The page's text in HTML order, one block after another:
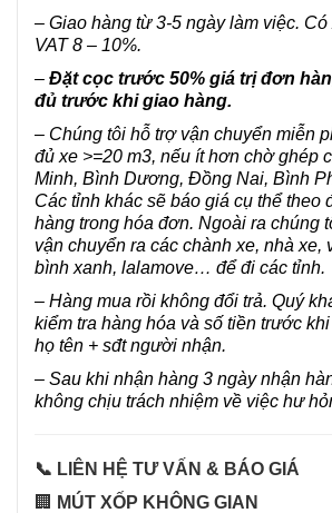
– Giao hàng từ 3-5 ngày làm việc.
VAT 8 – 10%.
– Đặt cọc trước 50% giá trị đơn
đủ trước khi giao hàng.
– Chúng tôi hỗ trợ vận chuyển miễn
đủ xe >=20 m3, nếu ít hơn chờ ghép
Minh, Bình Dương, Đồng Nai, Bình
Các tỉnh khác sẽ báo giá cụ thể theo
hàng trong hóa đơn. Ngoài ra chúng
vận chuyển ra các chành xe, nhà xe,
bình xanh, lalamove… để đi các tỉnh.
– Hàng mua rồi không đổi trả. Quý
kiểm tra hàng hóa và số tiền trước
họ tên + sđt người nhận.
– Sau khi nhận hàng 3 ngày nhận
không chịu trách nhiệm về việc hư
📞 LIÊN HỆ TƯ VẤN & BÁO GIÁ
🏢
MÚT XỐP KHÔNG GIAN